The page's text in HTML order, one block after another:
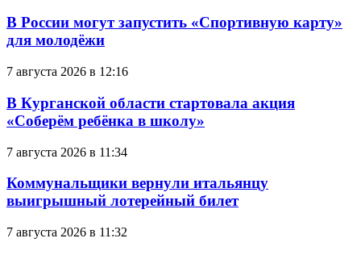
В России могут запустить «Спортивную карту»
для молодёжи
7 августа 2026 в 12:16
В Курганской области стартовала акция
«Соберём ребёнка в школу»
7 августа 2026 в 11:34
Коммунальщики вернули итальянцу
выигрышный лотерейный билет
7 августа 2026 в 11:32